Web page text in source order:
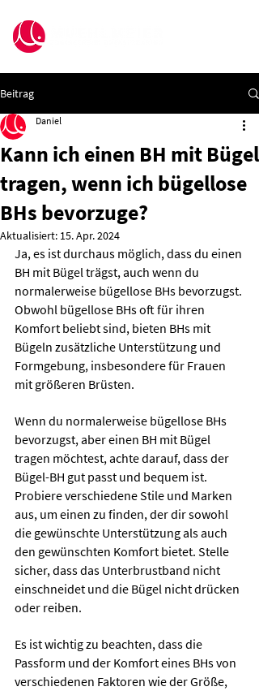
Beitrag
Kann ich einen BH mit Bügel
tragen, wenn ich bügellose
BHs bevorzuge?
Daniel
Aktualisiert: 15. Apr. 2024
Ja, es ist durchaus möglich, dass du einen
BH mit Bügel trägst, auch wenn du
normalerweise bügellose BHs bevorzugst.
Obwohl bügellose BHs oft für ihren
Komfort beliebt sind, bieten BHs mit
Bügeln zusätzliche Unterstützung und
Formgebung, insbesondere für Frauen
mit größeren Brüsten.
Wenn du normalerweise bügellose BHs
bevorzugst, aber einen BH mit Bügel
tragen möchtest, achte darauf, dass der
Bügel-BH gut passt und bequem ist.
Probiere verschiedene Stile und Marken
aus, um einen zu finden, der dir sowohl
die gewünschte Unterstützung als auch
den gewünschten Komfort bietet. Stelle
sicher, dass das Unterbrustband nicht
einschneidet und die Bügel nicht drücken
oder reiben.
Es ist wichtig zu beachten, dass die
Passform und der Komfort eines BHs von
verschiedenen Faktoren wie der Größe,